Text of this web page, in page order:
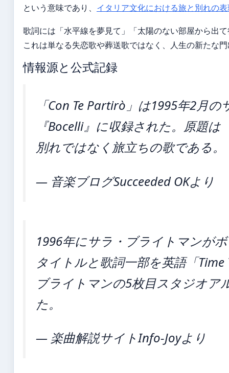
という意味であり、 イタリア文化における旅と別れの
歌詞には「水平線を夢見て」「太陽のない部屋から出
これは単なる失恋歌や葬送歌ではなく、人生の新たな
情報源と公式記録
「Con Te Partirò」は1995年2月
『Bocelli』に収録された。原題
別れではなく旅立ちの歌である。
— 音楽ブログSucceeded OKより
1996年にサラ・ブライトマンが
タイトルと歌詞一部を英語「Time
ブライトマンの5枚目スタジオ
た。
— 楽曲解説サイトInfo-Joyより